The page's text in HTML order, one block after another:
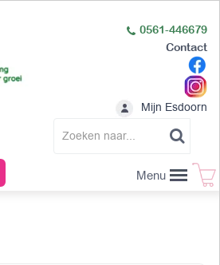
0561-446679
Contact
Mijn Esdoorn
Menu